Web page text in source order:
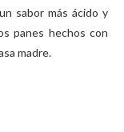
sabor más ácido y
panes hechos con
madre.